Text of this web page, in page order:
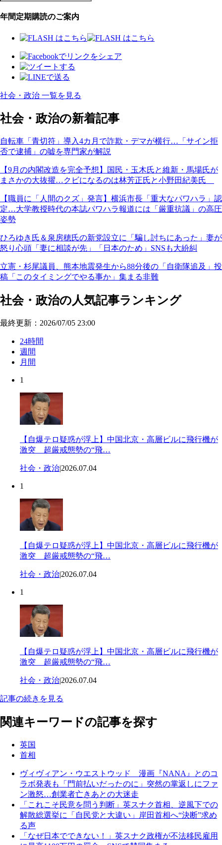
年間定期購読のご案内
社会・政治 一覧を見る
社会・政治の新着記事
自転車「青切符」導入4カ月で詐欺・デマが横行…「サイン拒
否で逮捕」の嘘を専門家が解説
【9月の内閣改造を完全予想】国民・玉木氏と維新・馬場氏が
まさかの大抜擢…クビになるのは林芳正氏と小野田紀美氏
【職員に「人間のクズ」発言】横浜市長「重大なパワハラ」認
定…大学教授時代の本誌パワハラ報道には「厳重抗議」の高圧
姿勢
ひろゆき氏＆泉房穂氏の新党設立に「騙し討ちにあった」妻が
怒り心頭「妻に相談が先」「日本のため」SNSも大紛糾
立憲・杉尾議員、熊本地震発生から88分後の「自衛隊追及」投
稿「このタイミングでやる事か」集まる非難
社会・政治の人気記事ランキング
最終更新：2026/07/05 23:00
24時間
週間
月間
1
【自爆テロ疑惑が浮上】中国北京・高層ビルに飛行機が
激突 超厳戒態勢の“飛…
社会・政治|2026.07.04
1
【自爆テロ疑惑が浮上】中国北京・高層ビルに飛行機が
激突 超厳戒態勢の“飛…
社会・政治|2026.07.04
1
【自爆テロ疑惑が浮上】中国北京・高層ビルに飛行機が
激突 超厳戒態勢の“飛…
社会・政治|2026.07.04
記事の続きを見る
関連キーワードの記事を探す
英国
首相
ヴィヴィアン・ウエストウッド 漫画『NANA』とのコ
ラボ発表も「門前払いだったのに」突然の掌返しにファ
ン激怒…創業者亡きあとの大迷走
「これこそ民意を問う判断」英スナク首相、逆風下での
解散総選挙に「自民党と大違い」岸田首相へ“決断”求め
る声
「なぜ日本でできない！」英スナク政権が不法移民雇用